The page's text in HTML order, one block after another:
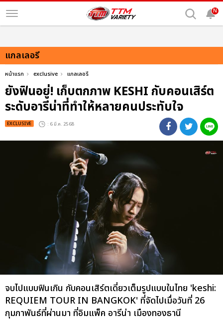
N
แกลเลอรี
หน้าแรก exclusive แกลเลอรี
ยังฟินอยู่! เก็บตกภาพ KESHI กับคอนเสิร์ต
ระดับอารีน่าที่ทำให้หลายคนประทับใจ
EXCLUSIVE : 6 มี.ค. 2568
จบไปแบบฟินเกิน กับคอนเสิร์ตเดี่ยวเต็มรูปแบบในไทย 'keshi:
REQUIEM TOUR IN BANGKOK' ที่จัดไปเมื่อวันที่ 26
กุมภาพันธ์ที่ผ่านมา ที่อิมแพ็ค อารีน่า เมืองทองธานี